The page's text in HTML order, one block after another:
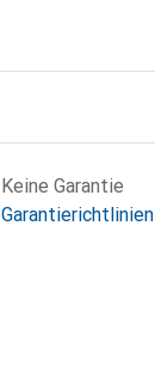
Keine Garantie
Garantierichtlinien